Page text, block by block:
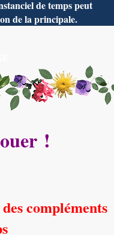
de temps peut
de la principale.
!
compléments